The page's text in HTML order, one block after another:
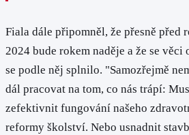
Fiala dále připomněl, že přesně před
2024 bude rokem naděje a že se věci
se podle něj splnilo. "Samozřejmě
dál pracovat na tom, co nás trápí:
zefektivnit fungování našeho
reformy školství. Nebo usnadnit